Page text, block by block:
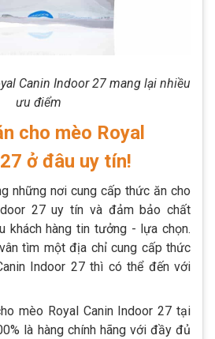
Canin Indoor 27 mang lại nhiều
ưu điểm
cho mèo Royal
ở đâu uy tín!
những nơi cung cấp thức ăn cho
27 uy tín và đảm bảo chất
khách hàng tin tưởng - lựa chọn.
tìm một địa chỉ cung cấp thức
Indoor 27 thì có thể đến với
mèo Royal Canin Indoor 27 tại
là hàng chính hãng với đầy đủ